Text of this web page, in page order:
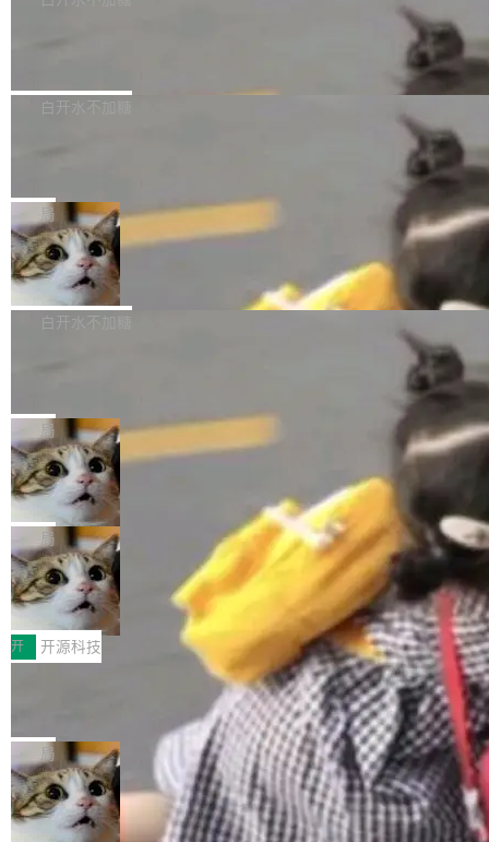
w 不要求标准普通话，方言识别覆盖粤语、吴语
容提供的字体时出现的几个问题 为避免音频加
质的最低采样率）的音频格式将被拒绝 修复了 C
SS 圆角虚线样式中可能存在的问题 如果表单中
的图像元素不在同一个子树中，则它们将不再关
联 加...
发布的 Release Notes，他利用 AI 工具（如 Co
最强的若干项。对于尚未正式发版的 PG 19，则
通过拉取过去一年内（从 PG 18 Beta1 时间点
至今）的所有 commit，同样交由 AI 分析提炼。
经过人工复核，准确度令人满意。这一方法也为
社区爱好者提供了高效跟踪新版本的思路。
白开水不加糖
维护工作一直与我的日常工作、家务、社交生活
和休闲娱乐竞争时间。" 这是 libexpat 维护者 S
ebastian Pipping 写在博客里的话。8 月 4 日，
他宣布了一个新消息：从 2026 年 8 月 1 日起，
他可以全职维护 libexpat 了，最长 6 个月。发
库之一。你的操作系统、浏览器、无数的基础设
施软件，很可能都在用它。而过去十年，维护它
的人一直在用业余...
局
Firefox 153.0.3 发布
Firefox 153.0.3 现已发布，具体更新内容如
下： New Smart Window 包含多项增强功能：
gi?id=2019042">Bug&nbsp;2019042</a>）</l
i> <li>现在，助手可以直接使用 Exa 的网络搜索
结果回答问题，而无需将问题转交给搜索引擎。
（<a href="https://bugzilla.mozilla.org/show_
bug.cgi?id=204...
白开水不加糖
的 npm 包。项目的核心论点是：容器不适合 Ag
ent 计算。真正适合的，是 Isolate。 Cloudflare
工程师在这件事上没什么可谦虚的——他们用 W
orkers 跑了十年 Isolate。用 CEO Matthew Pri
nce 的话说：「我们一生都在用 Isolate 运行代
码，而 AI Agent 不需要容器，它们需要的是 Iso
late。」 容器为什么不合适 容器的问题在于启动
和销毁都太重了。一个 Agent 要执行的任务可能
只需要几毫秒的 CPU 时间，但容器从冷启动到
就绪要花数秒。如果未来有十...
局
OpenAI 公开邮件和聊天记录回应苹果
诉讼，称“Apple is getting this wron
g”
上个月，苹果一纸诉状把 OpenAI 告上法庭，指
控其挖角苹果前员工并窃取商业秘密。苹果的诉
状把 OpenAI 描述成一个系统性地从前东家挖
人、套取机密信息的对手。 OpenAI 没发律师
函，也没选择庭外沉默。它在官网贴了一篇博
文，标题只有六个字：Apple is getting this wro
ng。 然后，它把邮件往来和 iMessage 聊天记
录全贴了出来。 他发错人了 苹果外部律师 Gabr
iel Gross 来自 Weil 律所，2 月 23 日下午 5:53
给 OpenAI 总法律顾问 Che Chang 发了封邮
件，附了一封长信，要求 OpenAI 配合调查前苹
果员工带走机密信...
局
HUAWEI MatePad Edge上架WorkBu
ddy鸿蒙PC版，说话就能干活的AI办公
搭子
全能AI工作台WorkBuddy鸿蒙PC版上架HUAWE
I MatePad Edge应用市场，直接下载即可使
用，与鸿蒙电脑上的体验一致。值得一提的是，
这是目前市面上唯一支持平板接入WorkBuddy P
C版的产品，搭载“人机双写”重磅功能——你写
你的，AI写AI的，同屏协作互不干扰。一句话让
AI帮你干活，现在开启全新体验！ 温馨提示：
体验WorkBuddy鸿蒙PC版前，请将 HUAWEI M
atePad Edge 升级至 HarmonyOS 6.1.0.135S
开 开源科技
FFmpeg 9.0 发布：代号“Lei”，以此纪
全球知名开源多媒体框架 FFmpeg 今天正式发
布了 9.0 版本。这个版本除了带来新一代音视频
处理能力和硬件加速支持之外，还有一个特殊之
处：FFmpeg 9.0 的代号是“Lei”。 这个名字，
来自中国开发者雷霄骅（Lei Xiaohua）。 对于
局
亚马逊成本失控：AI 写代码烧掉 1215
万元，超预算 860%
外媒近日曝光了亚马逊的多份内部报告显示，AI